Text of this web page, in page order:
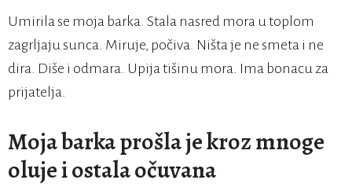
Umirila se moja barka. Stala nasred mora u toplom
zagrljaju sunca. Miruje, počiva. Ništa je ne smeta i ne
dira. Diše i odmara. Upija tišinu mora. Ima bonacu za
prijatelja.
Moja barka prošla je kroz mnoge
oluje i ostala očuvana